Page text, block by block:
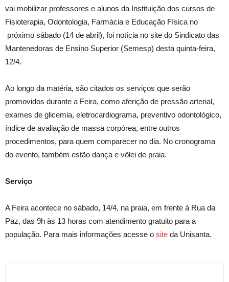
vai mobilizar professores e alunos da Instituição dos cursos de
Fisioterapia, Odontologia, Farmácia e Educação Física no
próximo sábado (14 de abril), foi notícia no site do Sindicato das
Mantenedoras de Ensino Superior (Semesp) desta quinta-feira,
12/4.
Ao longo da matéria, são citados os serviços que serão
promovidos durante a Feira, como aferição de pressão arterial,
exames de glicemia, eletrocardiograma, preventivo odontológico,
índice de avaliação de massa corpórea, entre outros
procedimentos, para quem comparecer no dia. No cronograma
do evento, também estão dança e vôlei de praia.
Serviço
A Feira acontece no sábado, 14/4, na praia, em frente à Rua da
Paz, das 9h às 13 horas com atendimento gratuito para a
população. Para mais informações acesse o site da Unisanta.